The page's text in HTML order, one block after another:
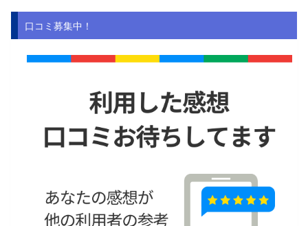
口コミ募集中！